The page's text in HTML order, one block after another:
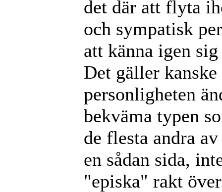
det där att flyta
och sympatisk
att känna igen
Det gäller
personligheten
bekväma typen
de flesta andra
en sådan sida,
"episka" rakt